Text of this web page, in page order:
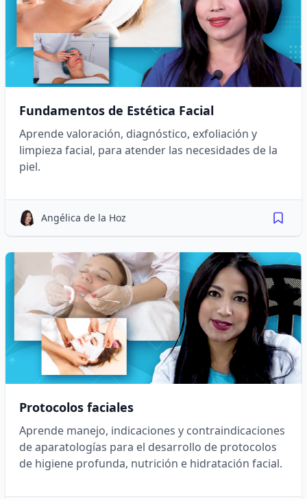
Fundamentos de Estética Facial
Aprende valoración, diagnóstico, exfoliación y
limpieza facial, para atender las necesidades de la
piel.
Angélica de la Hoz
Protocolos faciales
Aprende manejo, indicaciones y contraindicaciones
de aparatologías para el desarrollo de protocolos
de higiene profunda, nutrición e hidratación facial.